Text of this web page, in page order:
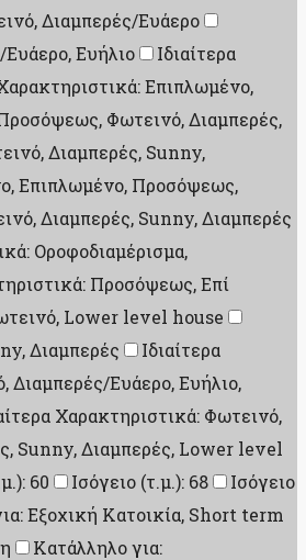
Διαμπερές/Ευάερο
Ευήλιο
Ιδιαίτερα
Επιπλωμένο,
Φωτεινό, Διαμπερές,
Διαμπερές, Sunny,
Επιπλωμένο, Προσόψεως,
Διαμπερές, Sunny, Διαμπερές
Οροφοδιαμέρισμα,
Προσόψεως, Επί
Lower level house
Διαμπερές
Ιδιαίτερα
Διαμπερές/Ευάερο, Ευήλιο,
Χαρακτηριστικά: Φωτεινό,
Sunny, Διαμπερές, Lower level
60 Ισόγειο (τ.μ.): 68
Ισόγειο
Εξοχική Κατοικία, Short term
Κατάλληλο για: